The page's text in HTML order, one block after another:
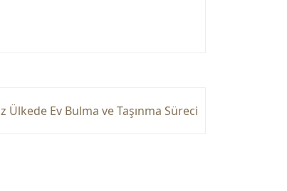
Ülkede Ev Bulma ve Taşınma Süreci